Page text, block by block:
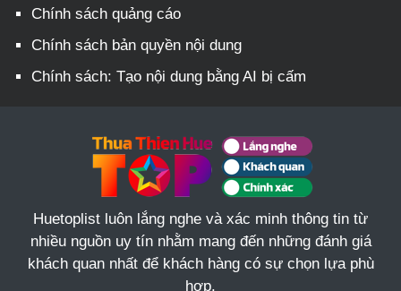
Chính sách quảng cáo
Chính sách bản quyền nội dung
Chính sách: Tạo nội dung bằng AI bị cấm
Huetoplist luôn lắng nghe và xác minh thông tin từ
nhiều nguồn uy tín nhằm mang đến những đánh giá
khách quan nhất để khách hàng có sự chọn lựa phù
hợp.